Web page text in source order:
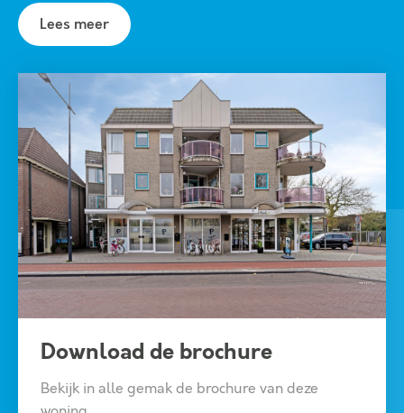
voorzieningen. Bij het pand horen 3
parkeerplaatsen. Betaald parkeren is ook
parkeergarages liggen op loopafstand.
Vloeroppervlakte
De ruimte op de begane grond heeft een
vloeroppervlakte van circa 75 m².
De begane grond wordt opgeleverd in de
huidige staat onder meer voorzien van:
• pantry;
• sanitaire voorziening;
• systeemplafonds met (ingebouwde)
verlichtingsarmaturen;
Lees meer
Download de brochure
Bekijk in alle gemak de brochure van deze